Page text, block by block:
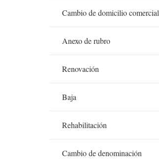
Cambio de domicilio comercial
Anexo de rubro
Renovación
Baja
Rehabilitación
Cambio de denominación